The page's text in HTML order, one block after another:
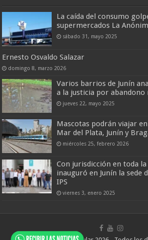
La caída del consumo
supermercados La
sábado 31, mayo 2025
Ernesto Osvaldo Salazar
domingo 8, marzo 2026
Varios barrios de Junín
a la justicia por abandono
jueves 22, mayo 2025
Mascotas podrán viajar
Mar del Plata, Junín y
miércoles 25, febrero 2026
Con jurisdicción en toda la
inauguró en Junín la sede
IPS
viernes 3, enero 2025